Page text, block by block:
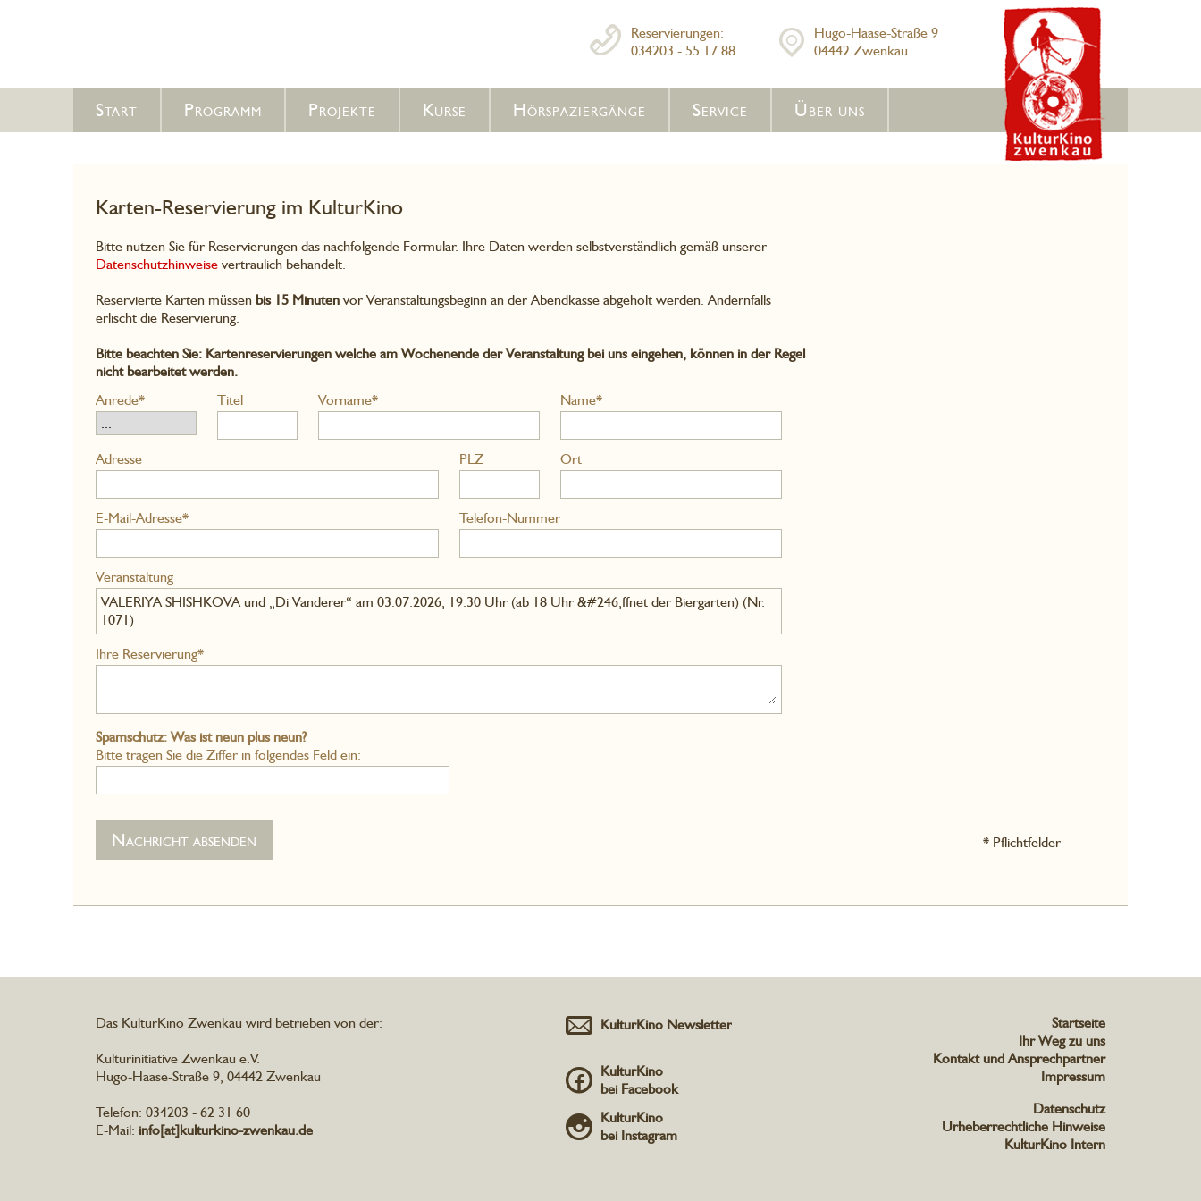
Hugo-Haase-Straße 9
04442 Zwenkau
Reservierungen:
034203 - 55 17 88
Start Programm Projekte Kurse Hörspaziergänge Service Über uns
Karten-Reservierung im KulturKino
Bitte nutzen Sie für Reservierungen das nachfolgende Formular. Ihre Daten werden selbstverständlich gemäß unserer
Datenschutzhinweise vertraulich behandelt.
Reservierte Karten müssen bis 15 Minuten vor Veranstaltungsbeginn an der Abendkasse abgeholt werden. Andernfalls
erlischt die Reservierung.
Bitte beachten Sie: Kartenreservierungen welche am Wochenende der Veranstaltung bei uns eingehen, können in der Regel
nicht bearbeitet werden.
Anrede*
Titel Vorname* Name*
Adresse PLZ Ort
E-Mail-Adresse* Telefon-Nummer
Veranstaltung
VALERIYA SHISHKOVA und „Di Vanderer“ am 03.07.2026, 19.30 Uhr (ab 18 Uhr &#246;ffnet der Biergarten) (Nr.
1071)
Ihre Reservierung*
Spamschutz: Was ist neun plus neun?
Bitte tragen Sie die Ziffer in folgendes Feld ein:
* Pflichtfelder
Startseite
Ihr Weg zu uns
Kontakt und Ansprechpartner
Impressum
Datenschutz
Urheberrechtliche Hinweise
KulturKino Intern
Das KulturKino Zwenkau wird betrieben von der:
Kulturinitiative Zwenkau e.V.
Hugo-Haase-Straße 9, 04442 Zwenkau
Telefon: 034203 - 62 31 60
E-Mail: info[at]kulturkino-zwenkau.de
KulturKino Newsletter
KulturKino
bei Facebook
KulturKino
bei Instagram